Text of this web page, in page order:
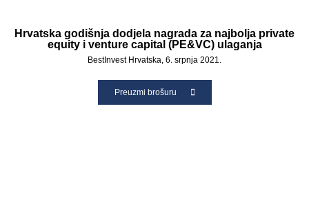
Hrvatska godišnja dodjela nagrada za najbolja private
equity i venture capital (PE&VC) ulaganja
BestInvest Hrvatska, 6. srpnja 2021.
Preuzmi brošuru